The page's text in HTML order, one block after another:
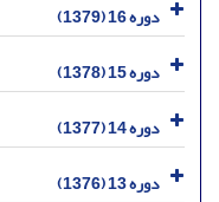
دوره 16 (1379)
دوره 15 (1378)
دوره 14 (1377)
دوره 13 (1376)